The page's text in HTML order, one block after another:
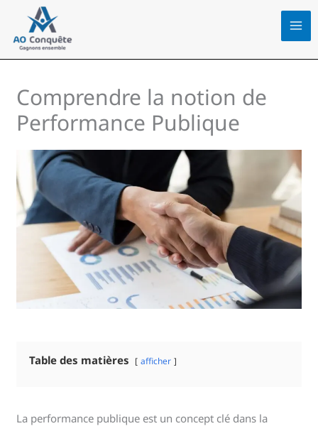
contenu
Comprendre la notion de
Performance Publique
Table des matières afficher
La performance publique est un concept clé dans la